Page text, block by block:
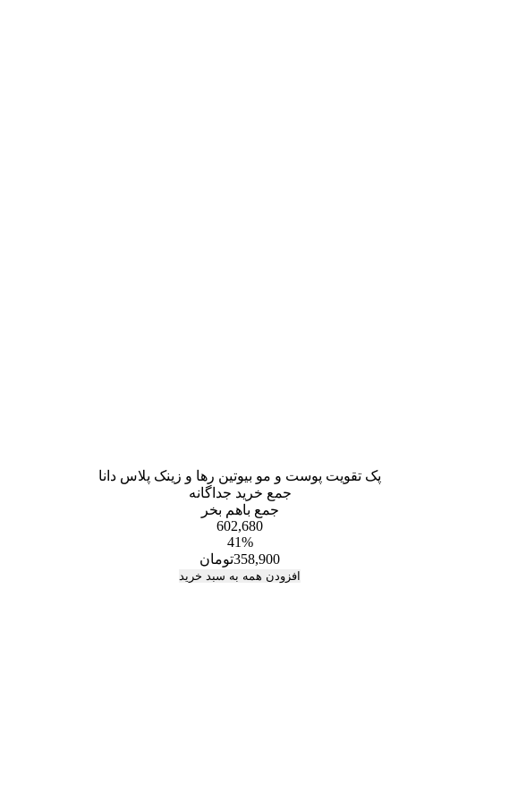
پک تقویت پوست و مو بیوتین رها و زینک پلاس دانا
جمع خرید جداگانه
جمع باهم بخر
602,680
41%
358,900تومان
افزودن همه به سبد خرید